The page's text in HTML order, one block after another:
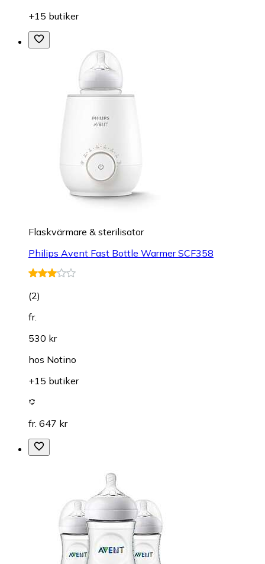
+15 butiker
Flaskvärmare & sterilisator
Philips Avent Fast Bottle Warmer SCF358
(2)
fr.
530 kr
hos Notino
+15 butiker
fr. 647 kr